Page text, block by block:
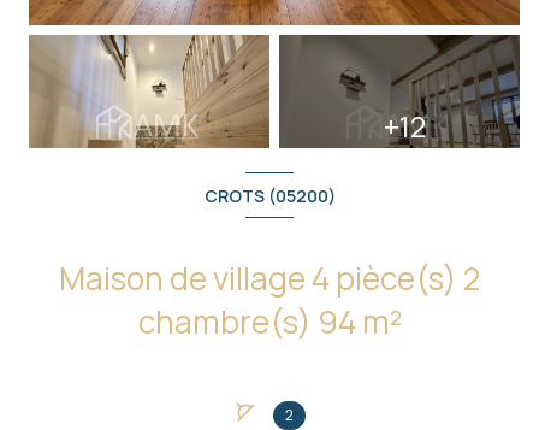
+12
CROTS (05200)
Maison de village 4 pièce(s) 2
chambre(s) 94 m²
2